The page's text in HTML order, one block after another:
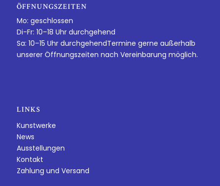
ÖFFNUNGSZEITEN
Mo: geschlossen
Di-Fr: 10–18 Uhr durchgehend
Sa: 10–15 Uhr durchgehendTermine gerne außerhalb
unserer Öffnungszeiten nach Vereinbarung möglich.
LINKS
Kunstwerke
News
Ausstellungen
Kontakt
Zahlung und Versand